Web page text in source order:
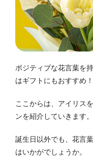
ポジティブな花言葉を
はギフトにもおすすめ！
ここからは、アイリス
ンを紹介していきます。
誕生日以外でも、花言
はいかがでしょうか。